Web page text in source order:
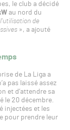
le club a décidé
au nord du
de
», a ajouté
de La Liga a
pas laissé assez
et d’attendre sa
le 20 décembre.
injectées et les
pour prendre leur